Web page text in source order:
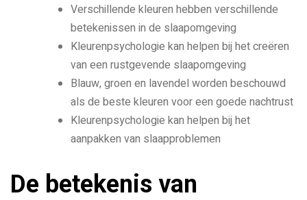
Verschillende kleuren hebben verschillende
betekenissen in de slaapomgeving
Kleurenpsychologie kan helpen bij het creëren
van een rustgevende slaapomgeving
Blauw, groen en lavendel worden beschouwd
als de beste kleuren voor een goede nachtrust
Kleurenpsychologie kan helpen bij het
aanpakken van slaapproblemen
De betekenis van